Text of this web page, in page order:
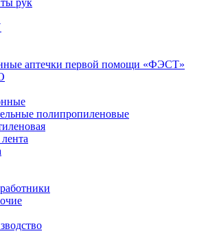
рук
аптечки первой помощи «ФЭСТ»
полипропиленовые